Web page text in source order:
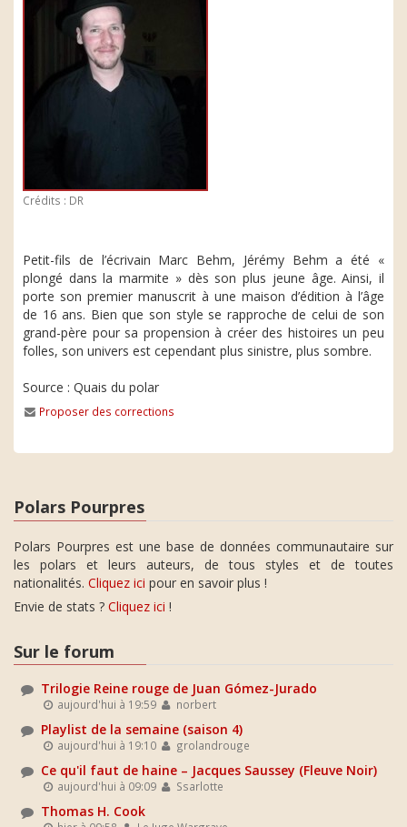
Crédits : DR
Petit-fils de l’écrivain Marc Behm, Jérémy Behm a été «
plongé dans la marmite » dès son plus jeune âge. Ainsi, il
porte son premier manuscrit à une maison d’édition à l’âge
de 16 ans. Bien que son style se rapproche de celui de son
grand-père pour sa propension à créer des histoires un peu
folles, son univers est cependant plus sinistre, plus sombre.
Source : Quais du polar
Proposer des corrections
Polars Pourpres
Polars Pourpres est une base de données communautaire sur
les polars et leurs auteurs, de tous styles et de toutes
nationalités. Cliquez ici pour en savoir plus !
Envie de stats ? Cliquez ici !
Sur le forum
Trilogie Reine rouge de Juan Gómez-Jurado
aujourd'hui à 19:59 norbert
Playlist de la semaine (saison 4)
aujourd'hui à 19:10 grolandrouge
Ce qu'il faut de haine – Jacques Saussey (Fleuve Noir)
aujourd'hui à 09:09 Ssarlotte
Thomas H. Cook